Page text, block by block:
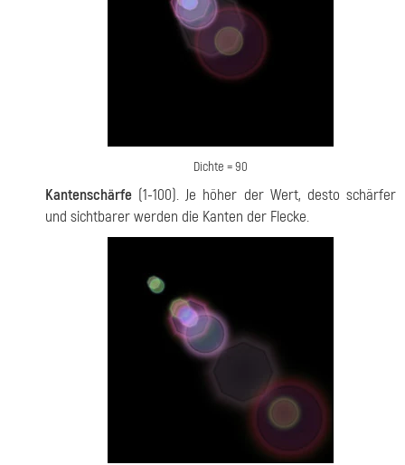
Dichte = 90
Kantenschärfe (1-100). Je höher der Wert, desto schärfer
und sichtbarer werden die Kanten der Flecke.